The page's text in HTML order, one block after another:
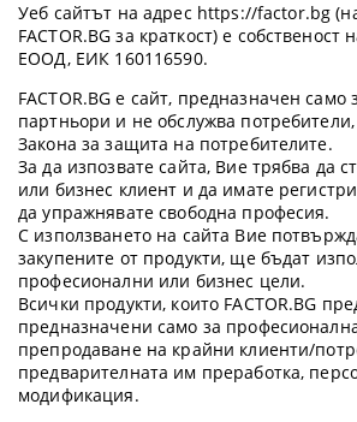
Уеб сайтът на адрес https://factor.bg
FACTOR.BG за краткост) е
ЕООД, ЕИК 160116590.
FACTOR.BG е сайт, предназначен само
партньори и не обслужва
Закона за защита на потребителите.
За да изпозвате сайта, Вие трябва да
или бизнес клиент и да имате
да упражнявате свободна професия.
С използването на сайта Вие
закупените от продукти, ще бъдат
професионални или бизнес цели.
Всички продукти, които FACTOR.BG
предназначени само за
препродаване на крайни клиенти/
предварителната им преработка,
модификация.